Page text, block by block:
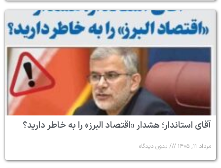
آقای استاندار؛ هشدار «اقتصاد البرز» را به خاطر دارید؟
مرداد ۱۱, ۱۴۰۵ بدون دیدگاه